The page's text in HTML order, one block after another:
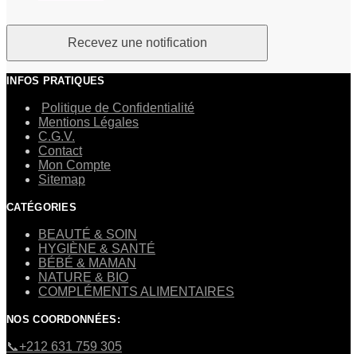
INFOS PRATIQUES
Politique de Confidentialité
Mentions Légales
C.G.V.
Contact
Mon Compte
Sitemap
CATÉGORIES
BEAUTÉ & SOIN
HYGIÈNE & SANTÉ
BÉBÉ & MAMAN
NATURE & BIO
COMPLÉMENTS ALIMENTAIRES
NOS COORDONNÉES:
​📞+212 631 759 305